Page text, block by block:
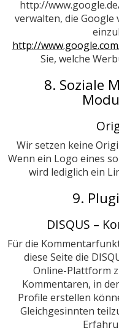
http://
verwalten, die
http://
Sie, welche
8. Soziale
Wir setzen keine
Wenn ein Logo eines
wird lediglich ein
9.
DISQUS –
Für die
diese Seite die
Online-Plattform
Kommentaren, in
Profile erstellen
Gleichgesinnten